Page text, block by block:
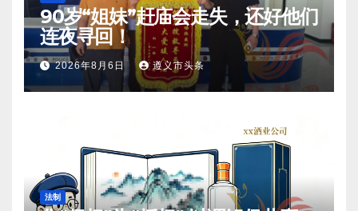
90岁“姐妹”赶庙会走失，还好他们
连夜寻回！
2026年8月6日 遵义市头条
法制